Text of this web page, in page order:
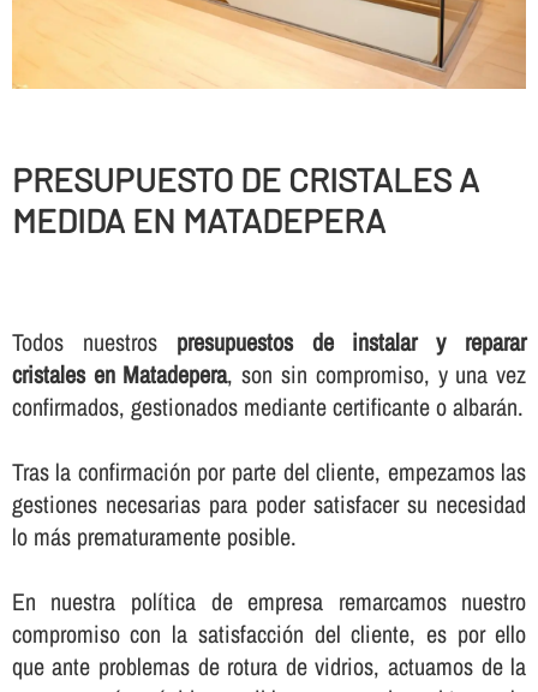
PRESUPUESTO DE CRISTALES A
MEDIDA EN MATADEPERA
Todos nuestros presupuestos de instalar y reparar
cristales en Matadepera, son sin compromiso, y una vez
confirmados, gestionados mediante certificante o albarán.
Tras la confirmación por parte del cliente, empezamos las
gestiones necesarias para poder satisfacer su necesidad
lo más prematuramente posible.
En nuestra polí­tica de empresa remarcamos nuestro
compromiso con la satisfacción del cliente, es por ello
que ante problemas de rotura de vidrios, actuamos de la